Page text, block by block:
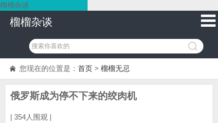
榴榴杂谈
榴榴杂谈
您现在的位置是： 首页 > 榴榴无忌
俄罗斯成为停不下来的绞肉机
| 354人围观 |